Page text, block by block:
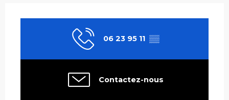
06 23 95 11 ▒▒
Contactez-nous